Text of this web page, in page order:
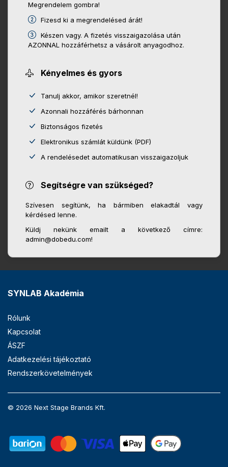
Megrendelem gombra!
Fizesd ki a megrendelésed árát!
Készen vagy. A fizetés visszaigazolása után
AZONNAL hozzáférhetsz a vásárolt anyagodhoz.
Kényelmes és gyors
Tanulj akkor, amikor szeretnél!
Azonnali hozzáférés bárhonnan
Biztonságos fizetés
Elektronikus számlát küldünk (PDF)
A rendelésedet automatikusan visszaigazoljuk
Segítségre van szükséged?
Szívesen segítünk, ha bármiben elakadtál vagy
kérdésed lenne.
Küldj nekünk emailt a következő címre:
admin@dobedu.com!
SYNLAB Akadémia
Rólunk
Kapcsolat
ÁSZF
Adatkezelési tájékoztató
Rendszerkövetelmények
© 2026 Next Stage Brands Kft.